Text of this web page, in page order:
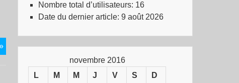
Bulletin
de
Nombre total d’utilisateurs: 16
Date du dernier article: 9 août 2026
novembre 2016
L
M M J V S D